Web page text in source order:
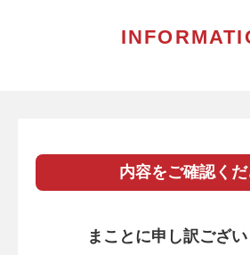
内容をご確認く
まことに申し訳ござい